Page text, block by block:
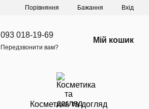
Порівняння Бажання Вхід
093 018-19-69
Передзвонити вам?
Мій кошик
Косметика та догляд